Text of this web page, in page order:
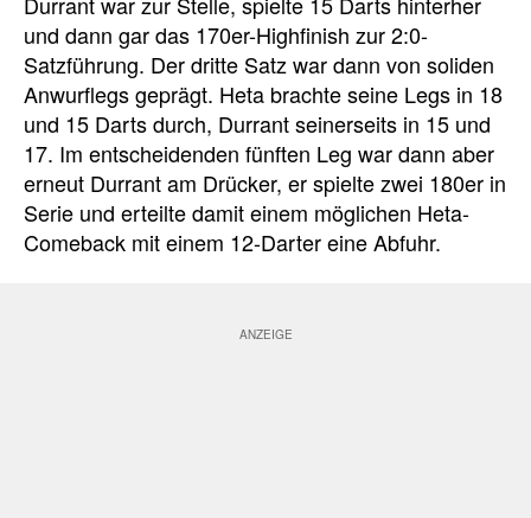
und dann gar das 170er-Highfinish zur 2:0-
Satzführung. Der dritte Satz war dann von soliden
Anwurflegs geprägt. Heta brachte seine Legs in 18
und 15 Darts durch, Durrant seinerseits in 15 und
17. Im entscheidenden fünften Leg war dann aber
erneut Durrant am Drücker, er spielte zwei 180er in
Serie und erteilte damit einem möglichen Heta-
Comeback mit einem 12-Darter eine Abfuhr.